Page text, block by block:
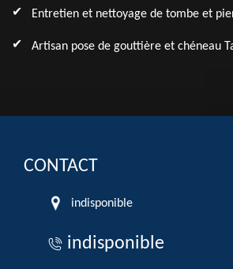
Entretien et nettoyage de tombe et
Artisan pose de gouttière et chéneau
CONTACT
indisponible
indisponible